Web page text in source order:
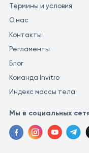
Термины и условия
О нас
Контакты
Регламенты
Блог
Команда Invitro
Индекс массы тела
Мы в социальных